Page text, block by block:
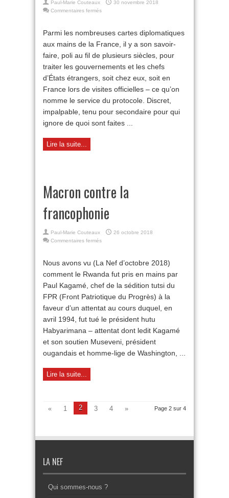
Paul-Marie Couteaux
30 novembre 2018
Commentaires fermés
:
une
parfaite
Parmi les nombreuses cartes diplomatiques
aux mains de la France, il y a son savoir-
faire, poli au fil de plusieurs siècles, pour
traiter les gouvernements et les chefs
d’États étrangers, soit chez eux, soit en
France lors de visites officielles – ce qu’on
nomme le service du protocole. Discret,
impalpable, tenu pour secondaire pour qui
ignore de quoi sont faites ...
Lire la suite...
Macron contre la
francophonie
Paul-Marie Couteaux
26 octobre 2018
Commentaires fermés
la
francophonie
Nous avons vu (La Nef d’octobre 2018)
comment le Rwanda fut pris en mains par
Paul Kagamé, chef de la sédition tutsi du
FPR (Front Patriotique du Progrès) à la
faveur d’un attentat au cours duquel, en
avril 1994, fut tué le président hutu
Habyarimana – attentat dont ledit Kagamé
et son soutien Museveni, président
ougandais et homme-lige de Washington, ...
Lire la suite...
Page 2 sur 4
« 1 2 3 4 »
LA NEF
Qui sommes-nous ?